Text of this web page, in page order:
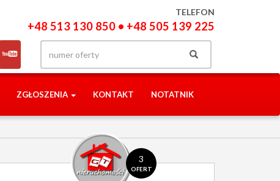
TELEFON
+48 513 130 850 • +48 505 139 225
ZGŁOSZENIA KONTAKT NOTATNIK
3
OFERT